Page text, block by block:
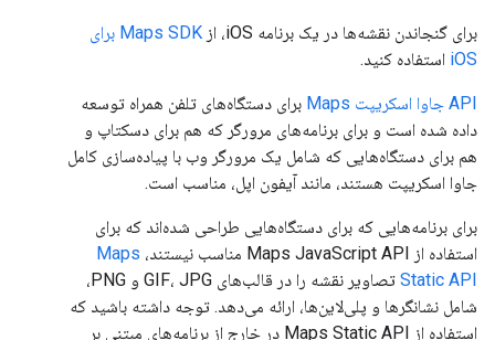
برای گنجاندن نقشه‌ها در یک برنامه iOS، از
Maps SDK برای
iOS استفاده کنید.
API جاوا اسکریپت Maps
برای دستگاه‌های تلفن همراه توسعه
داده شده است و برای برنامه‌های مرورگر که هم برای دسکتاپ و
هم برای دستگاه‌هایی که شامل یک مرورگر وب با پیاده‌سازی کامل
جاوا اسکریپت هستند، مانند آیفون اپل، مناسب است.
برای برنامه‌هایی که برای دستگاه‌هایی طراحی شده‌اند که برای
استفاده از Maps JavaScript API مناسب نیستند،
Maps
Static API
تصاویر نقشه را در قالب‌های GIF، JPG و PNG،
شامل نشانگرها و پلی‌لاین‌ها، ارائه می‌دهد. توجه داشته باشید که
استفاده از Maps Static API در خارج از برنامه‌های مبتنی بر